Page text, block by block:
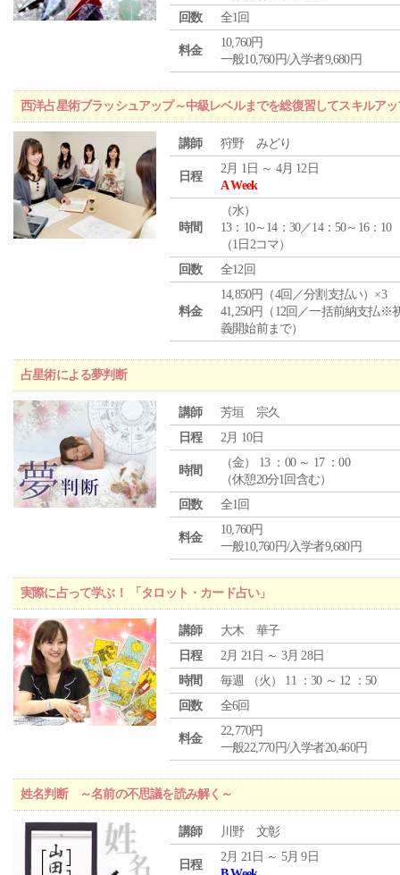
回数
全1回
料金
10,760円
一般10,760円/入学者9,680円
西洋占星術ブラッシュアップ～中級レベルまでを総復習してスキルア
講師 狩野 みどり
日程
2月 1日 ～ 4月 12日
A Week
時間
（水）
13：10～14：30／14：50～16：10
（1日2コマ）
回数
全12回
料金
14,850円（4回／分割支払い）×3
41,250円（12回／一括前納支払※
義開始前まで）
占星術による夢判断
講師
芳垣 宗久
日程
2月 10日
時間
（金） 13 ：00 ～ 17 ：00
（休憩20分1回含む）
回数
全1回
料金
10,760円
一般10,760円/入学者9,680円
実際に占って学ぶ！ 「タロット・カード占い」
講師
大木 華子
日程
2月 21日 ～ 3月 28日
時間
毎週 （火 ） 11 ：30 ～ 12 ：50
回数
全6回
料金
22,770円
一般22,770円/入学者20,460円
姓名判断 ～名前の不思議を読み解く～
講師 川野 文彰
日程
2月 21日 ～ 5月 9日